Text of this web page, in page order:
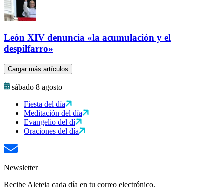
León XIV denuncia «la acumulación y el
despilfarro»
Cargar más artículos
sábado 8 agosto
Fiesta del día
Meditación del día
Evangelio del dí
Oraciones del día
Newsletter
Recibe Aleteia cada día en tu correo electrónico.